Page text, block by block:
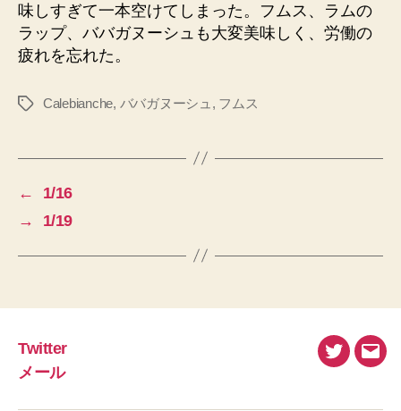
味しすぎて一本空けてしまった。フムス、ラムの
ラップ、ババガヌーシュも大変美味しく、労働の
疲れを忘れた。
タ
Calebianche, ババガヌーシュ , フムス
←
1/16
→
1/19
Twitter
メール
Twitterメ